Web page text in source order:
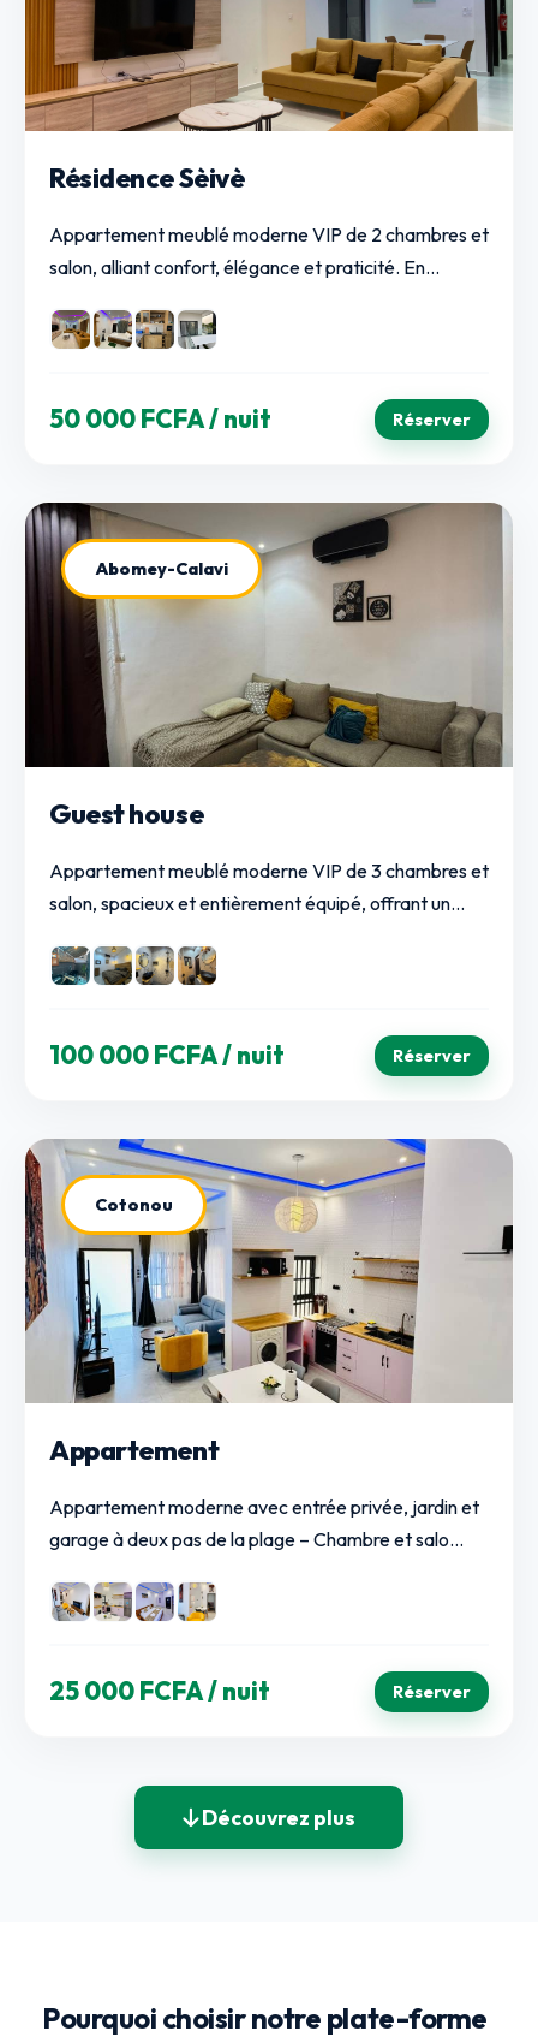
Résidence Sèivè
Appartement meublé moderne VIP de 2 chambres et
salon, alliant confort, élégance et praticité. En...
50 000 FCFA/ nuit Réserver
Abomey-Calavi
Guest house
Appartement meublé moderne VIP de 3 chambres et
salon, spacieux et entièrement équipé, offrant un...
100 000 FCFA/ nuit Réserver
Cotonou
Appartement
Appartement moderne avec entrée privée, jardin et
garage à deux pas de la plage – Chambre et salo...
25 000 FCFA/ nuit Réserver
Découvrez plus
Pourquoi choisir notre plate-forme